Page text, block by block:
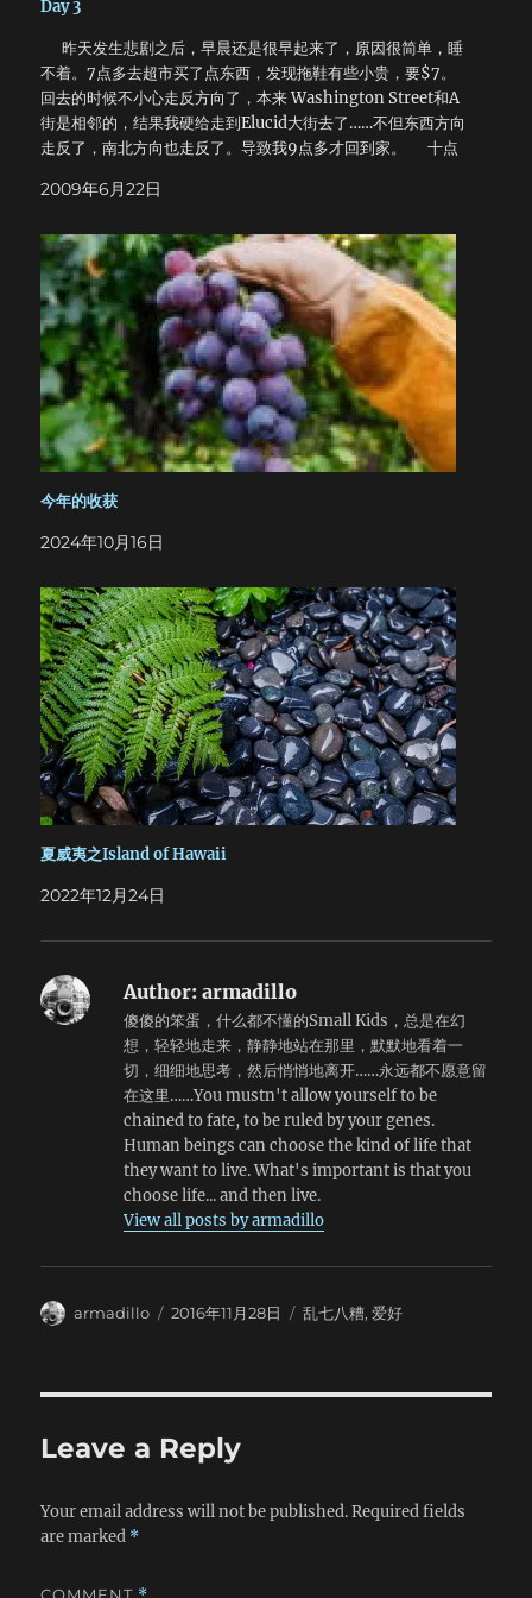
Day 3
昨天发生悲剧之后，早晨还是很早起来了，原因很简单，睡
不着。7点多去超市买了点东西，发现拖鞋有些小贵，要$7。
回去的时候不小心走反方向了，本来 Washington Street和A
街是相邻的，结果我硬给走到Elucid大街去了……不但东西方向
走反了，南北方向也走反了。导致我9点多才回到家。 十点
来没见过我，呵呵，好在很快消除了误会。这边自然环境还是
和H街路口的时候看了看准备租的房子，然后就沿着10街一直
走到学校里。到了系楼才发现今天Hamilton Hall关闭……然后
去了UNL Union，里面灯大亮着，但是门确实关着的。看到门
上贴着一则告示： 1.暑假期间XX点开门； 我看了看表，咦，应
该开门了呀？继续往下看： 2.周六周日XX点开门； 哦，看了
看表，咦？不对啊，还是应该开门了呀？继续看； 3.6月20
日，10点开门…… 我的希望落空了，休息了一会，开始往回
走。路过13街那家墨西哥人开的超市时进去逛了一圈，发现没
有合适的裤子。出来以后在门口打了个电话，重新预约了看房
时间。 下午睡了一觉，又给睡到10点去了……唉。 回家路上, 看
到了美国的“环卫工人”。不看不知道，一看，还真吓一跳，不
年一到秋季，校园里就有无数的落叶，到处都能看见环卫的大
么办？他们比较先进：有n个全副武装的清洁工，正在用一个
巨大的真空泵吸地上的树叶，看样子要吸到一个大的拖斗里面
去。据说还要绞碎压缩了，然后拉回去处理。 这我就要惊讶
了，为了几片树叶，出动了几个环卫工人，一台中型卡车，一
个拖斗，一个真空泵，加上自带的发电机，干上这么一下午，
这得耗多少能源啊！这就是爱护环境的代价吗？不就是几片叶
子嘛，一个大妈，一把耙子，一个筐，一个下午的工作量。可
是美国人富裕啊，不少这么一点能源，而且科技含量高，现代
化嘛。至于赶上天气稍微潮点，咱就多吸一会，反正腰都不用
弯的工作，谁也不会在乎。浪费哪里都有，但是浪费得这么心
安理得的，还真不多。
2009年6月22日
今年的收获
2024年10月16日
夏威夷之Island of Hawaii
2022年12月24日
Author: armadillo
傻傻的笨蛋，什么都不懂的Small Kids，总是在幻
想，轻轻地走来，静静地站在那里，默默地看着一
切，细细地思考，然后悄悄地离开……永远都不愿意留
在这里……You mustn't allow yourself to be
chained to fate, to be ruled by your genes.
Human beings can choose the kind of life that
they want to live. What's important is that you
choose life... and then live.
View all posts by armadillo
Author
armadillo
Posted
2016年11月28日 Categories
乱七八糟,爱好
Leave a Reply
Your email address will not be published. Required fields
are marked *